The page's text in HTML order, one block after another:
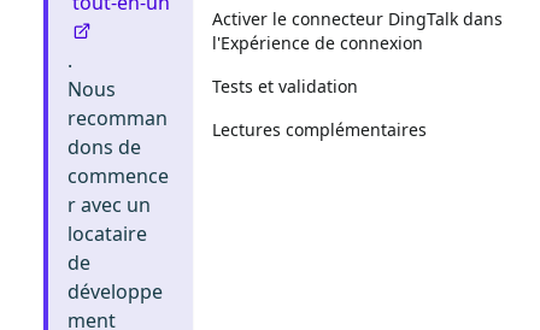
.
Nous
recomman
dons de
commence
r avec un
locataire
de
développe
ment
Activer le connecteur DingTalk dans
l'Expérience de connexion
Tests et validation
Lectures complémentaires